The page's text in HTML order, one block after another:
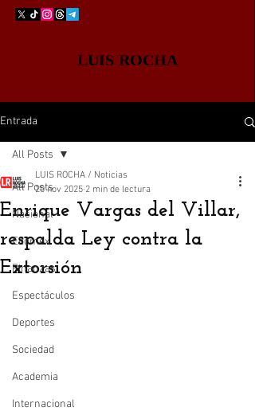
LUIS ROCHA
Entrada
All Posts
Nacional
Edomex
Finanzas
Espectáculos
Deportes
Sociedad
Academia
Internacional
All Posts
Enrique Vargas del Villar,
respalda Ley contra la
Extorsión
LUIS ROCHA / Noticias
20 nov 2025 2 min de lectura